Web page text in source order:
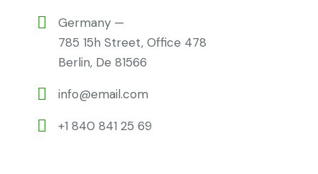
Germany —
785 15h Street, Office 478
Berlin, De 81566
info@email.com
+1 840 841 25 69